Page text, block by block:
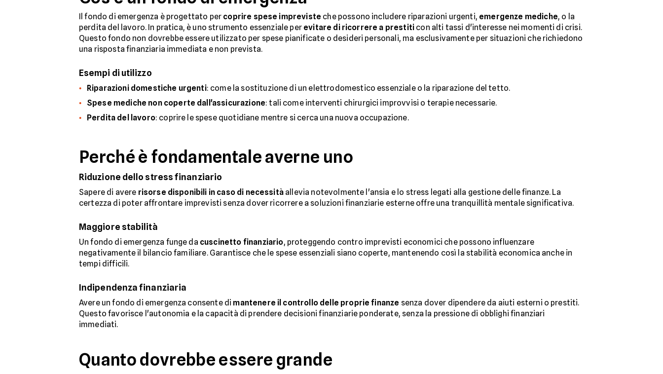
Il fondo di emergenza è progettato per coprire spese impreviste che possono includere riparazioni urgenti, emergenze mediche, o la
perdita del lavoro. In pratica, è uno strumento essenziale per evitare di ricorrere a prestiti con alti tassi d'interesse nei momenti di crisi.
Questo fondo non dovrebbe essere utilizzato per spese pianificate o desideri personali, ma esclusivamente per situazioni che richiedono
una risposta finanziaria immediata e non prevista.
Esempi di utilizzo
Riparazioni domestiche urgenti: come la sostituzione di un elettrodomestico essenziale o la riparazione del tetto.
Spese mediche non coperte dall'assicurazione: tali come interventi chirurgici improvvisi o terapie necessarie.
Perdita del lavoro: coprire le spese quotidiane mentre si cerca una nuova occupazione.
Perché è fondamentale averne uno
Riduzione dello stress finanziario
Sapere di avere risorse disponibili in caso di necessitàallevia notevolmente l'ansia e lo stress legati alla gestione delle finanze. La
certezza di poter affrontare imprevisti senza dover ricorrere a soluzioni finanziarie esterne offre una tranquillità mentale significativa.
Maggiore stabilità
Un fondo di emergenza funge da cuscinetto finanziario, proteggendo contro imprevisti economici che possono influenzare
negativamente il bilancio familiare. Garantisce che le spese essenziali siano coperte, mantenendo così la stabilità economica anche in
tempi difficili.
Indipendenza finanziaria
Avere un fondo di emergenza consente di mantenere il controllo delle proprie finanze senza dover dipendere da aiuti esterni o prestiti.
Questo favorisce l'autonomia e la capacità di prendere decisioni finanziarie ponderate, senza la pressione di obblighi finanziari
immediati.
Quanto dovrebbe essere grande